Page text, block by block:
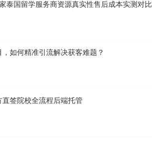
泰国留学服务商资源真实性售后成本实测对比
如何精准引流解决获客难题？
签院校全流程后端托管